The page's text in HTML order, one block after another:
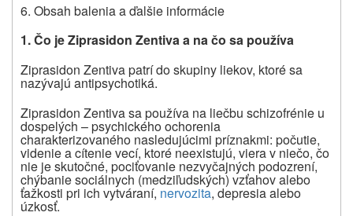
6. Obsah balenia a ďalšie informácie
1. Čo jeZiprasidon Zentivaa na čo sa používa
Ziprasidon Zentivapatrí do skupiny liekov, ktoré sa
nazývajú antipsychotiká.
Ziprasidon Zentiva sa používa na liečbu schizofrénie u
dospelých – psychického ochorenia
charakterizovaného nasledujúcimi príznakmi: počutie,
videnie a cítenie vecí, ktoré neexistujú, viera v niečo, čo
nie je skutočné, pociťovanie nezvyčajných podozrení,
chýbanie sociálnych (medziľudských) vzťahov alebo
ťažkosti pri ich vytváraní, nervozita, depresia alebo
úzkosť.